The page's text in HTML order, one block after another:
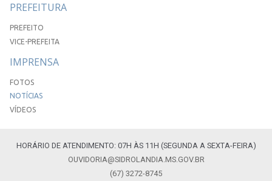
PREFEITURA
PREFEITO
VICE-PREFEITA
IMPRENSA
FOTOS
NOTÍCIAS
VÍDEOS
HORÁRIO DE ATENDIMENTO: 07H ÀS 11H (SEGUNDA A SEXTA-FEIRA)
OUVIDORIA@SIDROLANDIA.MS.GOV.BR
(67) 3272-8745